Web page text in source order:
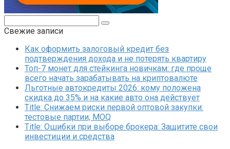
Свежие записи
Как оформить залоговый кредит без
подтверждения дохода и не потерять квартиру
Топ-7 монет для стейкинга новичкам: где проще
всего начать зарабатывать на криптовалюте
Льготные автокредиты 2026: кому положена
скидка до 35% и на какие авто она действует
Title: Снижаем риски первой оптовой закупки:
тестовые партии, MOQ
Title: Ошибки при выборе брокера: Защитите свои
инвестиции и средства